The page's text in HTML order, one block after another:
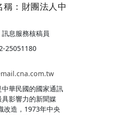
稱：財團法人中
息服務核稿員
25051180
華民國的國家通訊
影響力的新聞媒
改造，1973年中央